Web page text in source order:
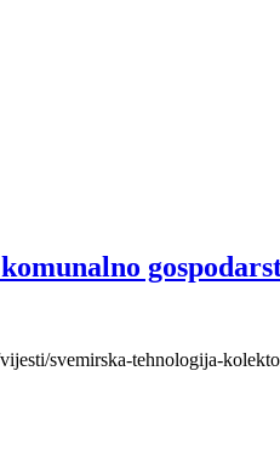
svemirska-tehnologija-